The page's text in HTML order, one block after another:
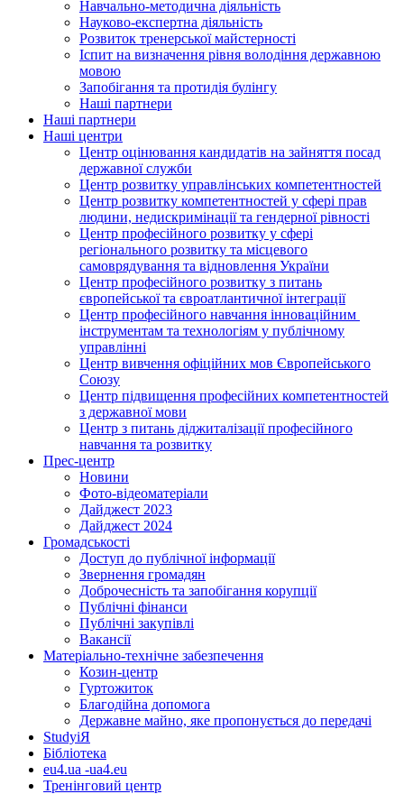
Навчально-методична діяльність
Науково-експертна діяльність
Розвиток тренерської майстерності
Іспит на визначення рівня володіння державною
мовою
Запобігання та протидія булінгу
Наші партнери
Наші партнери
Наші центри
Центр оцінювання кандидатів на зайняття посад
державної служби
Центр розвитку управлінських компетентностей
Центр розвитку компетентностей у сфері прав
людини, недискримінації та гендерної рівності
Центр професійного розвитку у сфері
регіонального розвитку та місцевого
самоврядування та відновлення України
Центр професійного розвитку з питань
європейської та євроатлантичної інтеграції
Центр професійного навчання інноваційним
інструментам та технологіям у публічному
управлінні
Центр вивчення офіційних мов Європейського
Союзу
Центр підвищення професійних компетентностей
з державної мови
Центр з питань діджиталізації професійного
навчання та розвитку
Прес-центр
Новини
Фото-відеоматеріали
Дайджест 2023
Дайджест 2024
Громадськості
Доступ до публічної інформації
Звернення громадян
Доброчесність та запобігання корупції
Публічні фінанси
Публічні закупівлі
Вакансії
Матеріально-технічне забезпечення
Козин-центр
Гуртожиток
Благодійна допомога
Державне майно, яке пропонується до передачі
StudyіЯ
Бібліотека
eu4.ua -ua4.eu
Тренінговий центр